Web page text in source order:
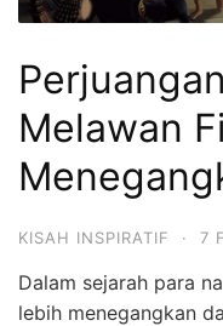
Melawan
KISAH INSPIRATIF · 7
Dalam sejarah para
lebih menegangkan